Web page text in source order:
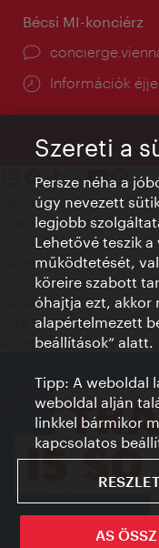
Bécsi MI-konciérz
Információk
Kapcsolat
Credits
Adatvédelmi nyilatkozat
Terms of Use
Megközelíthetőség
Sajtókapcsolat
Sütik beállítása
© Copyright WienTourismus
Szereti a
Persze néha a
úgy nevezett
legjobb
Lehetővé teszik a
működtetését,
köreire szabott
óhajtja ezt, akkor
alapértelmezett
beállítások“ alatt.
Tipp: A weboldal
weboldal alján
linkkel bármikor
kapcsolatos
AS